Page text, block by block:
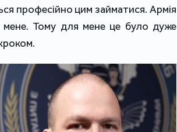
професійно цим займатися. Армія
мене. Тому для мене це було дуже